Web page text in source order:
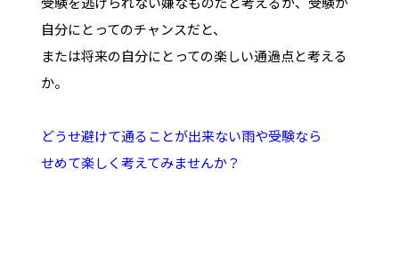
自分にとってのチャンスだと、
または将来の自分にとっての楽しい通過点と考える
か。
どうせ避けて通ることが出来ない雨や受験なら
せめて楽しく考えてみませんか？